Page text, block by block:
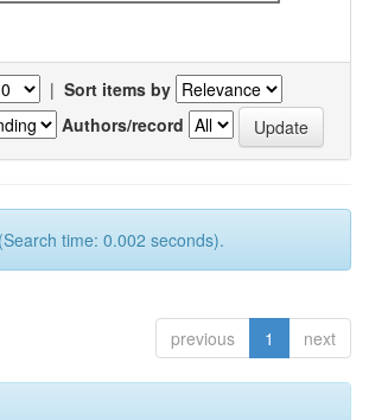
| Sort items by
Authors/record
time: 0.002 seconds).
previous 1 next